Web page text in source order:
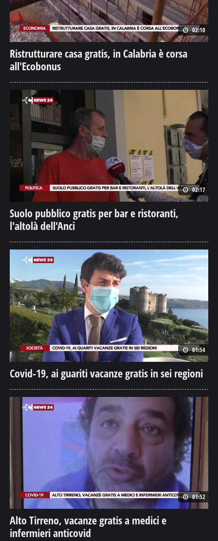
02:10
Ristrutturare casa gratis, in Calabria è corsa
all'Ecobonus
02:17
Suolo pubblico gratis per bar e ristoranti,
l'altolà dell'Anci
01:54
Covid-19, ai guariti vacanze gratis in sei regioni
01:52
Alto Tirreno, vacanze gratis a medici e
infermieri anticovid